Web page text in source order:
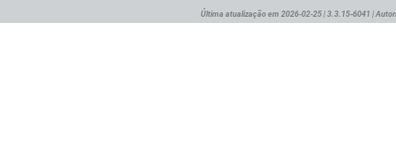
Última atualização em 2026-02-25 | 3.3.15-6041 |